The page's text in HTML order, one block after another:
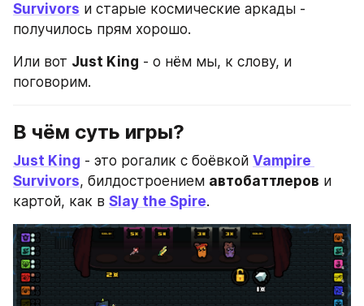
Survivors и старые космические аркады -
получилось прям хорошо.
Или вот Just King - о нём мы, к слову, и
поговорим.
В чём суть игры?
Just King - это рогалик с боёвкой Vampire
Survivors, билдостроением автобаттлеров и
картой, как в Slay the Spire.